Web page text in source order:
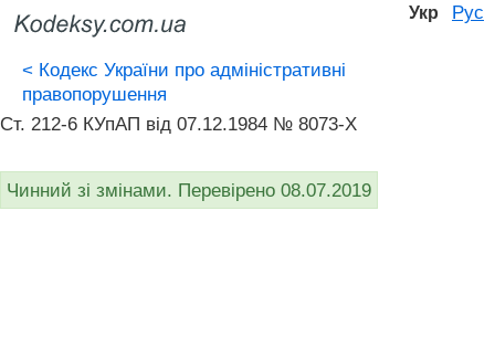
Укр Рус
< Кодекс України про адміністративні
правопорушення
Ст. 212-6 КУпАП вiд 07.12.1984 № 8073-X
Чинний зі змінами. Перевірено 08.07.2019